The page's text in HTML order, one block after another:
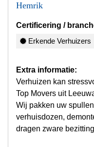
Hemrik
Certificering /
Erkende Verhuizers
Extra informatie:
Verhuizen kan
Top Movers uit
Wij pakken uw
verhuisdozen,
dragen zware